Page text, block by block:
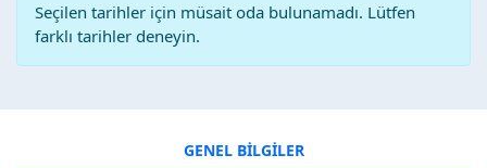
Seçilen tarihler için müsait oda bulunamadı. Lütfen
farklı tarihler deneyin.
GENEL BİLGİLER